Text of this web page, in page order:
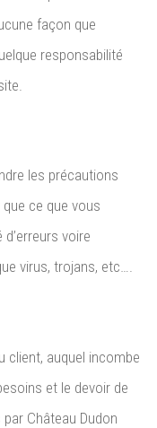
façon que
responsabilité
les précautions
ce que vous
voire
virus, trojans, etc….
client, auquel incombe
et le devoir de
Château Dudon